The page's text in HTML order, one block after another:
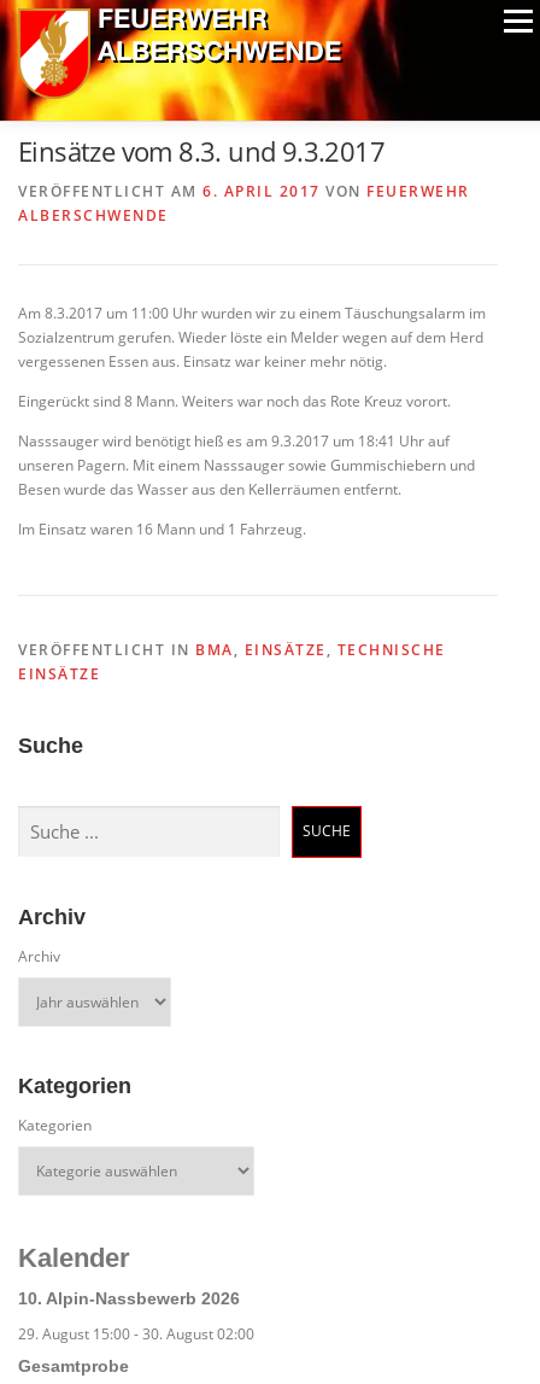
Zum
Inhalt
springen
Menü
ALPIN-NASSWETTBEWERB MITGLIEDER
AUSRÜSTUNG CHRONIK EXTRAS
Einsätze vom 8.3. und 9.3.2017
VERÖFFENTLICHT AM 6. APRIL 2017 VON FEUERWEHR
ALBERSCHWENDE
Am 8.3.2017 um 11:00 Uhr wurden wir zu einem Täuschungsalarm im
Sozialzentrum gerufen. Wieder löste ein Melder wegen auf dem Herd
vergessenen Essen aus. Einsatz war keiner mehr nötig.
Eingerückt sind 8 Mann. Weiters war noch das Rote Kreuz vorort.
Nasssauger wird benötigt hieß es am 9.3.2017 um 18:41 Uhr auf
unseren Pagern. Mit einem Nasssauger sowie Gummischiebern und
Besen wurde das Wasser aus den Kellerräumen entfernt.
Im Einsatz waren 16 Mann und 1 Fahrzeug.
VERÖFFENTLICHT IN BMA, EINSÄTZE , TECHNISCHE
EINSÄTZE
Suche
SUCHE
Archiv
Archiv
Kategorien
Kategorien
Kalender
10. Alpin-Nassbewerb 2026
29. August 15:00-30. August 02:00
Gesamtprobe